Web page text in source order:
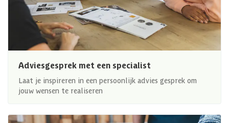
Adviesgesprek met een specialist
Laat je inspireren in een persoonlijk advies gesprek om
jouw wensen te realiseren